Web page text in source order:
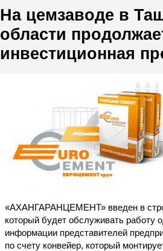
На цемзаводе в
области
инвестиционная
«АХАНГАРАНЦЕМЕНТ» введен в
который будет обслуживать работу
информации представителей
по счету конвейер, который